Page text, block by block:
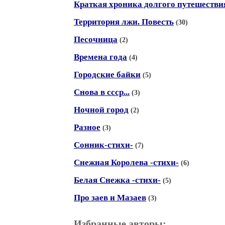
Краткая хроника долгого
Территория лжи. Повесть (30)
Песочница (2)
Времена года (4)
Городские байки (5)
Снова в ссср... (3)
Ночной город (2)
Разное (3)
Сонник-стихи- (7)
Снежная Королева -стихи- (6)
Белая Снежка -стихи- (5)
Про заев и Мазаев (3)